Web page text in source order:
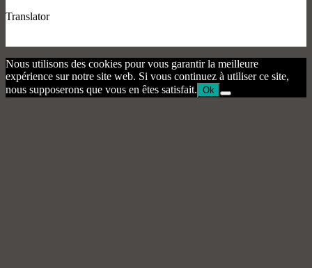
Translator
Nous utilisons des cookies pour vous garantir la meilleure
expérience sur notre site web. Si vous continuez à utiliser ce site,
nous supposerons que vous en êtes satisfait. Ok